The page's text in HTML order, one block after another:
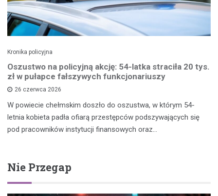
Kronika policyjna
Oszustwo na policyjną akcję: 54-latka straciła 20 tys.
zł w pułapce fałszywych funkcjonariuszy
26 czerwca 2026
W powiecie chełmskim doszło do oszustwa, w którym 54-
letnia kobieta padła ofiarą przestępców podszywających się
pod pracowników instytucji finansowych oraz…
Nie Przegap